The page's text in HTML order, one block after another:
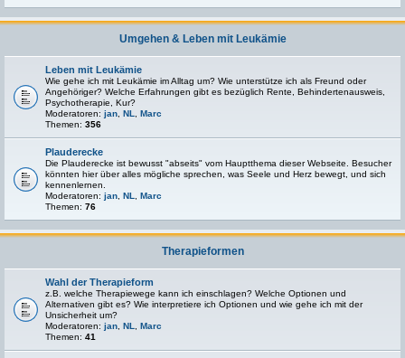
Umgehen & Leben mit Leukämie
Leben mit Leukämie
Wie gehe ich mit Leukämie im Alltag um? Wie unterstütze ich als Freund oder
Angehöriger? Welche Erfahrungen gibt es bezüglich Rente, Behindertenausweis,
Psychotherapie, Kur?
Moderatoren: jan NL
Marc
Themen: 356
Plauderecke
Die Plauderecke ist bewusst "abseits" vom Hauptthema dieser Webseite. Besucher
könnten hier über alles mögliche sprechen, was Seele und Herz bewegt, und sich
kennenlernen.
Moderatoren: jan NL
Marc
Themen: 76
Therapieformen
Wahl der Therapieform
z.B. welche Therapiewege kann ich einschlagen? Welche Optionen und
Alternativen gibt es? Wie interpretiere ich Optionen und wie gehe ich mit der
Unsicherheit um?
Moderatoren: jan NL
Marc
Themen: 41